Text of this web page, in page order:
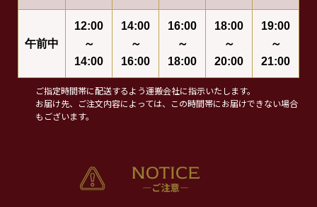
午前中
12:00
～
14:00
14:00
～
16:00
16:00
～
18:00
18:00
～
20:00
19:00
～
21:00
ご指定時間帯に配送するよう運搬会社に指示いたします。
お届け先、ご注文内容によっては、この時間帯にお届けできない場合
もございます。